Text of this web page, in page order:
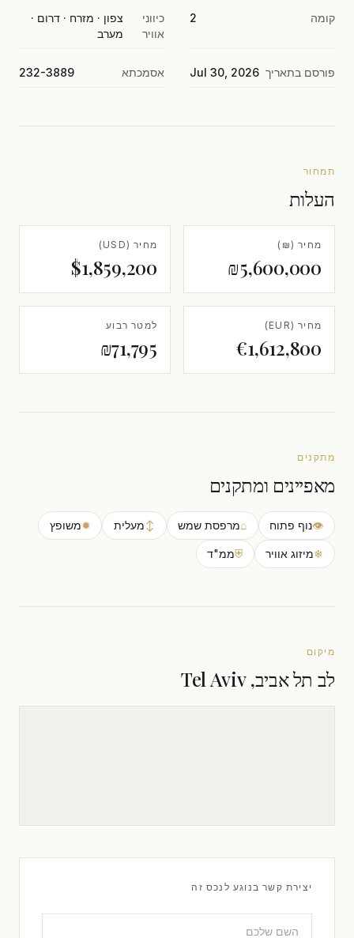
קומה 2
כיווני
אוויר
צפון · מזרח · דרום ·
מערב
פורסם בתאריך Jul 30, 2026 אסמכתא 232-3889
תמחור
העלות
מחיר (₪)
₪5,600,000
מחיר (USD)
$1,859,200
מחיר (EUR)
€1,612,800
למטר רבוע
₪71,795
מתקנים
מאפיינים ומתקנים
👁נוף פתוח ⌂מרפסת שמש ↕מעלית ✹משופץ
❄מיזוג אוויר ⛨ממ"ד
מיקום
לב תל אביב, Tel Aviv
יצירת קשר בנוגע לנכס זה